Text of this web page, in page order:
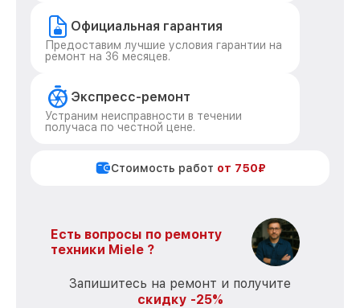
Официальная гарантия
Предоставим лучшие условия гарантии на
ремонт на 36 месяцев.
Экспресс-ремонт
Устраним неисправности в течении
получаса по честной цене.
Стоимость работ от 750₽
Есть вопросы по ремонту
техники Miele ?
Запишитесь на ремонт и получите
скидку -25%